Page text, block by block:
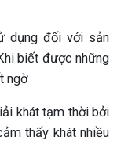
dụng đối với sản
biết được những
ngờ
khát tạm thời bởi
thấy khát nhiều